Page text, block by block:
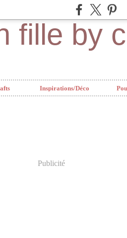
Inspirations/Déco
Publicité